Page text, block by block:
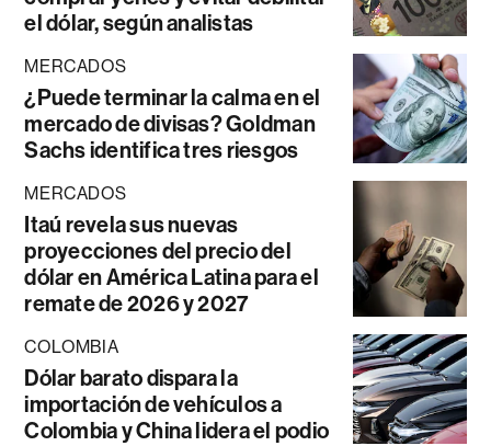
el dólar, según analistas
MERCADOS
¿Puede terminar la calma en el
mercado de divisas? Goldman
Sachs identifica tres riesgos
MERCADOS
Itaú revela sus nuevas
proyecciones del precio del
dólar en América Latina para el
remate de 2026 y 2027
COLOMBIA
Dólar barato dispara la
importación de vehículos a
Colombia y China lidera el podio